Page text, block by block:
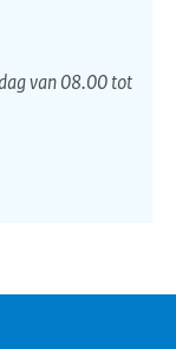
van 08.00 tot